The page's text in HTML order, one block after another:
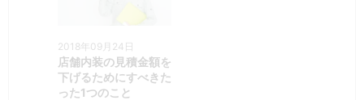
2018年09月24日
店舗内装の見積金額を
下げるためにすべきた
った1つのこと